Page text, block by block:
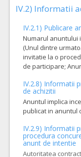
IV.2) Informatii
IV.2.1) Publicare
Numarul anuntului
(Unul dintre
invitatie la o
de participare;
IV.2.8) Informatii
de achizitii
Anuntul implica
publicat in anuntul
IV.2.9) Informatii
procedura
anunt de intentie
Autoritatea